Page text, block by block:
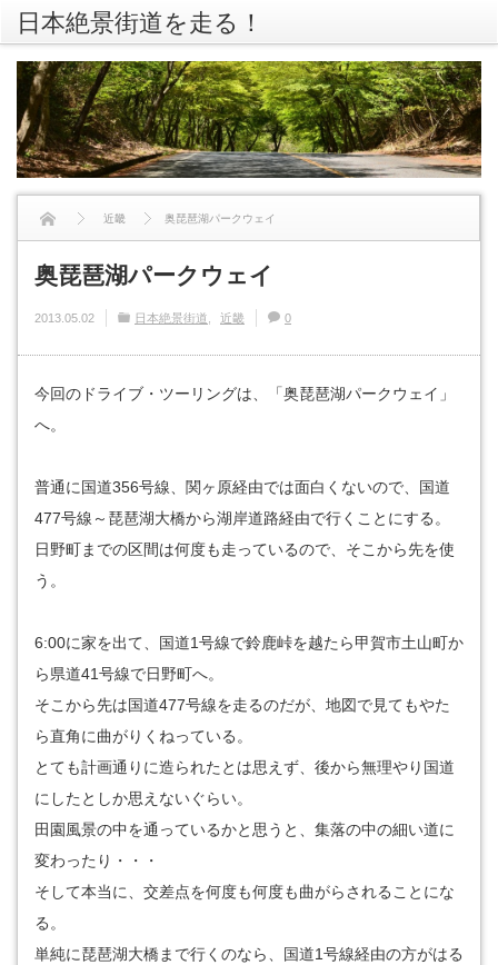
日本絶景街道を走る！
近畿 奥琵琶湖パークウェイ
奥琵琶湖パークウェイ
2013.05.02 日本絶景街道 近畿 0
今回のドライブ・ツーリングは、「奥琵琶湖パークウェイ」
へ。
普通に国道356号線、関ヶ原経由では面白くないので、国道
477号線～琵琶湖大橋から湖岸道路経由で行くことにする。
日野町までの区間は何度も走っているので、そこから先を使
う。
6:00に家を出て、国道1号線で鈴鹿峠を越たら甲賀市土山町か
ら県道41号線で日野町へ。
そこから先は国道477号線を走るのだが、地図で見てもやた
ら直角に曲がりくねっている。
とても計画通りに造られたとは思えず、後から無理やり国道
にしたとしか思えないぐらい。
田園風景の中を通っているかと思うと、集落の中の細い道に
変わったり・・・
そして本当に、交差点を何度も何度も曲がらされることにな
る。
単純に琵琶湖大橋まで行くのなら、国道1号線経由の方がはる